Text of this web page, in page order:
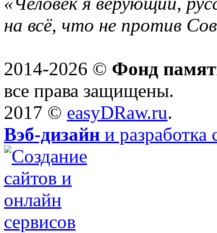
на всё, что не против
2014-2026 © Фонд
все права защищены.
2017 © easyDRaw.ru.
Вэб-дизайн и разработка